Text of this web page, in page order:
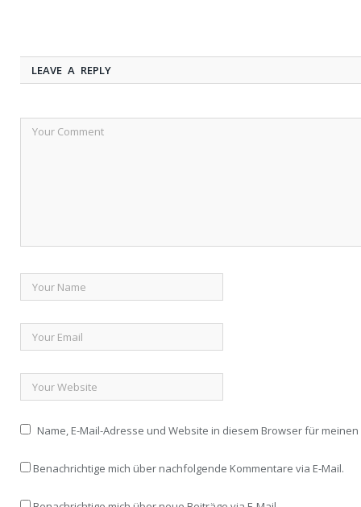
LEAVE A REPLY
Name, E-Mail-Adresse und Website in diesem Browser für
Benachrichtige mich über nachfolgende Kommentare via E-Mail.